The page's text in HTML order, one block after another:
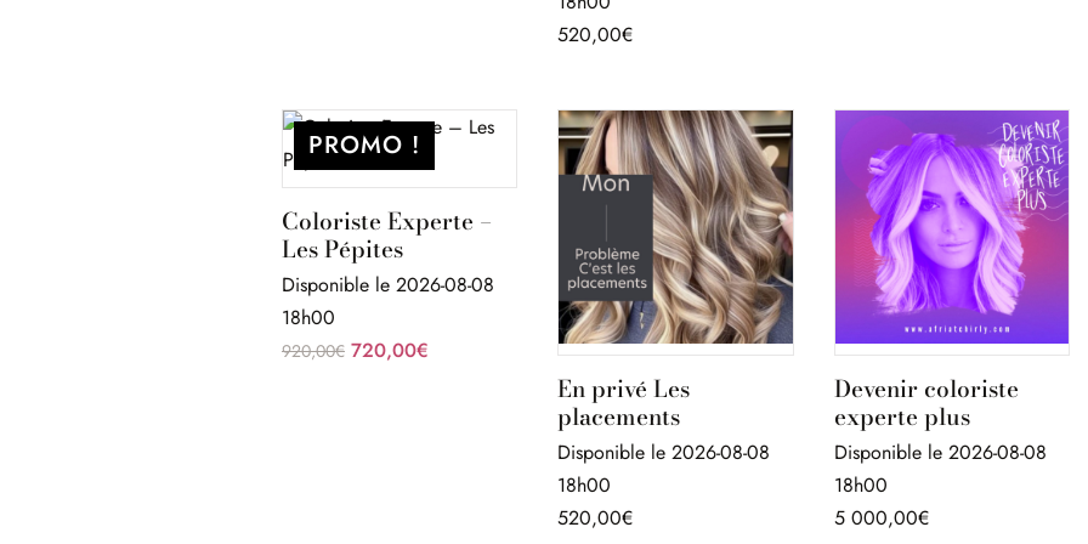
520,00€
PROMO !
Coloriste Experte –
Les Pépites
Disponible le 2026-08-08
18h00
920,00€ Le
720,00€
En privé Les
placements
Disponible le 2026-08-08
18h00
520,00€
Devenir coloriste
experte plus
Disponible le 2026-08-08
18h00
5 000,00€